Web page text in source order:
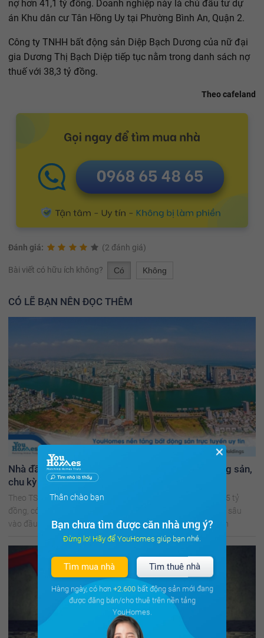
nợ hơn 41,1 tỷ đồng. Doanh nghiệp này là chủ đầu tư dự
án Khu dân cư Tân Hồng Uy tại Phường Bình An, Quận 2.
Công ty TNHH bất động sản Diệp Bạch Dương của nữ đại
gia Dương Thị Bạch Diệp tiếp tục nằm trong danh sách nợ
thuế với 38,3 tỷ đồng.
Theo cafeland
Đánh giá: (2 đánh giá)
Bài viết có hữu ích không? Có Không
CÓ LẼ BẠN NÊN ĐỌC THÊM
Nhà đầu tư đã chấp nhận xuống tiền mua bất động sản,
chu kỳ tăng trưởng mới bắt đầu?
Theo TS Nguyễn Văn Đính, các sản phẩm bất động sản trên 5 tỷ
đồng, có mức giá đi ngang một thời gian sau giai đoạn cắt lỗ sâu
vào đầu năm nay đã được nhà đầu tư "chấp nhận" xuống tiền
✕
Thân chào bạn
Bạn chưa tìm được căn nhà ưng ý?
Đừng lo! Hãy để YouHomes giúp bạn nhé.
Tìm mua nhà Tìm thuê nhà
Hàng ngày, có hơn +2.600bất động sản mới đang
được đăng bán/cho thuê trên nền tảng
YouHomes.